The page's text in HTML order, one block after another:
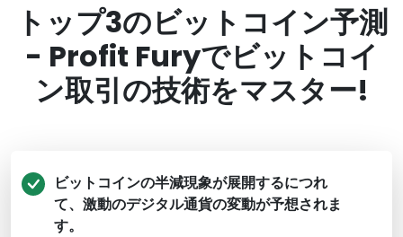
トップ3のビットコイン予測
- Profit Furyでビットコイ
ン取引の技術をマスター!
ビットコインの半減現象が展開するにつれ
て、激動のデジタル通貨の変動が予想されま
す。